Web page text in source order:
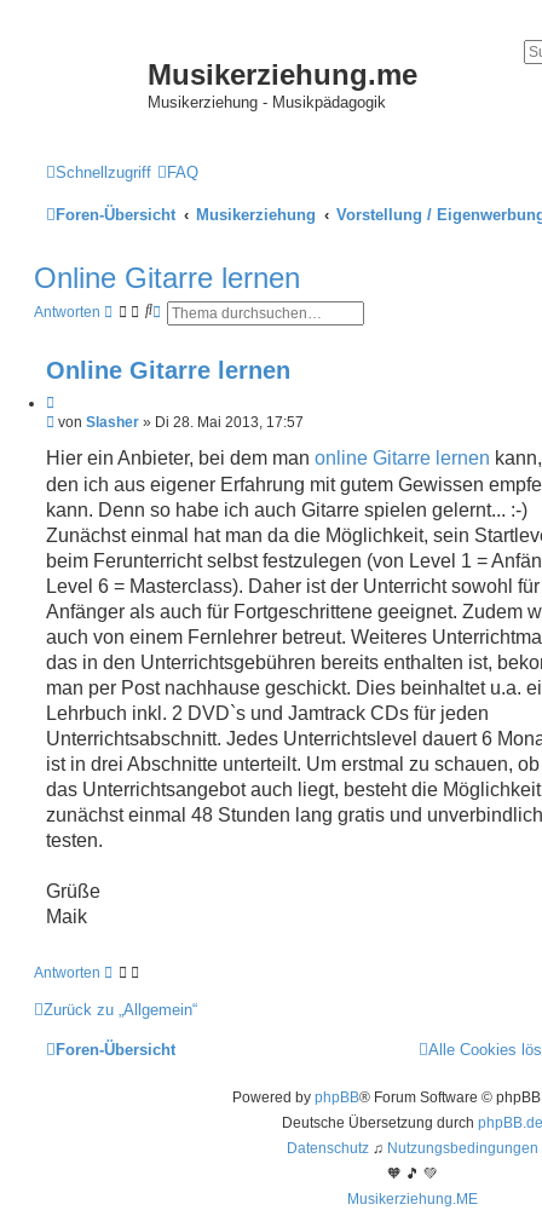
Musikerziehung.me
Musikerziehung - Musikpädagogik
Schnellzugriff FAQ
Foren-Übersicht Musikerziehung Vorstellung /
Online Gitarre lernen
Antworten
S
h
e
E
i
r
e
S
u
c
h
e
Online Gitarre lernen
i
e
r
e
n
B
i
r
a
g
von Slasher » Di 28. Mai 2013, 17:57
Hier ein Anbieter, bei dem man online Gitarre lernen
den ich aus eigener Erfahrung mit gutem Gewissen
kann. Denn so habe ich auch Gitarre spielen gelernt... :-)
Zunächst einmal hat man da die Möglichkeit, sein
beim Ferunterricht selbst festzulegen (von Level 1 =
Level 6 = Masterclass). Daher ist der Unterricht sowohl für
Anfänger als auch für Fortgeschrittene geeignet. Zudem
auch von einem Fernlehrer betreut. Weiteres
das in den Unterrichtsgebühren bereits enthalten ist,
man per Post nachhause geschickt. Dies beinhaltet u.a.
Lehrbuch inkl. 2 DVD`s und Jamtrack CDs für jeden
Unterrichtsabschnitt. Jedes Unterrichtslevel dauert 6
ist in drei Abschnitte unterteilt. Um erstmal zu schauen,
das Unterrichtsangebot auch liegt, besteht die
zunächst einmal 48 Stunden lang gratis und
testen.
Grüße
Maik
Antworten
Zurück zu „Allgemein“
Foren-Übersicht Alle Cookies
Powered by phpBB® Forum Software ©
Deutsche Übersetzung durch phpBB.de
Datenschutz♫ Nutzungsbedingungen
🧡 🎵 💚
Musikerziehung.ME